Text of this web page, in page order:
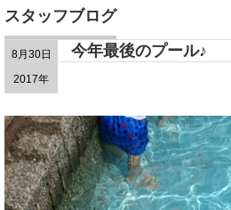
スタッフブログ
8月30日
2017年
今年最後のプール♪